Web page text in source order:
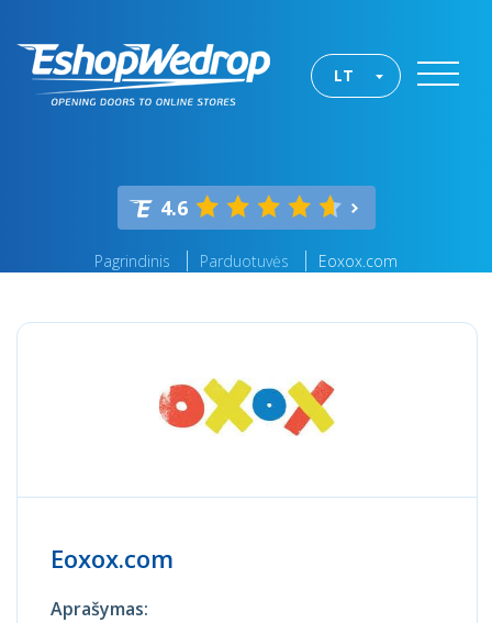
LT
4.6
Pagrindinis Parduotuvės Eoxox.com
Eoxox.com
Aprašymas: